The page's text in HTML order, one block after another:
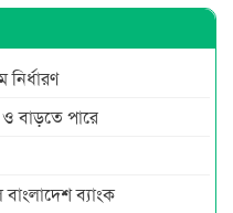
বাড়তে পারে
ব্যাংক